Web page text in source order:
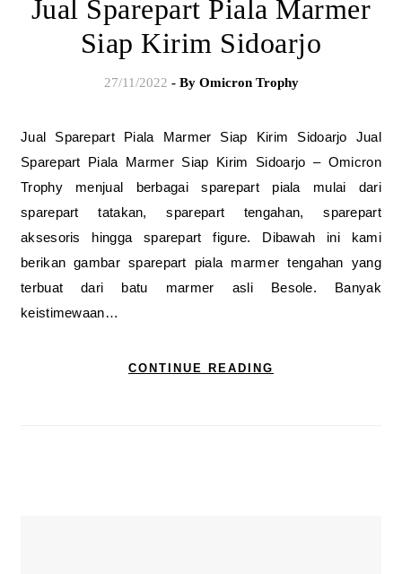
Jual Sparepart Piala Marmer
Siap Kirim Sidoarjo
27/11/2022 - By Omicron Trophy
Jual Sparepart Piala Marmer Siap Kirim Sidoarjo Jual
Sparepart Piala Marmer Siap Kirim Sidoarjo – Omicron
Trophy menjual berbagai sparepart piala mulai dari
sparepart tatakan, sparepart tengahan, sparepart
aksesoris hingga sparepart figure. Dibawah ini kami
berikan gambar sparepart piala marmer tengahan yang
terbuat dari batu marmer asli Besole. Banyak
keistimewaan…
CONTINUE READING